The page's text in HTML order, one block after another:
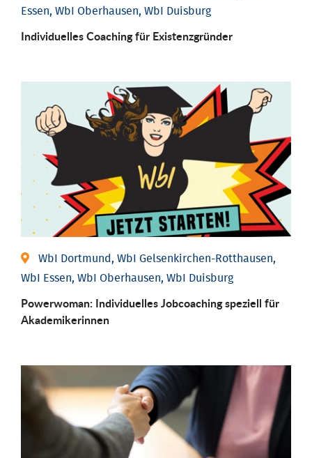
Essen, WbI Oberhausen, WbI Duisburg
Individu­elles Coaching für Existenz­gründer
WbI Dortmund, WbI Gelsenkirchen-Rotthausen,
WbI Essen, WbI Oberhausen, WbI Duisburg
Powerwoman: Individu­elles Job­coaching speziell für
Aka­demiker­innen